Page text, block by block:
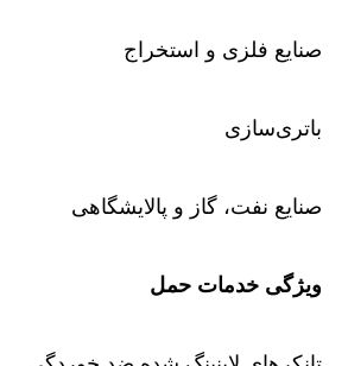
صنایع فلزی و استخراج
باتری‌سازی
صنایع نفت، گاز و پالایشگاهی
ویژگی خدمات حمل